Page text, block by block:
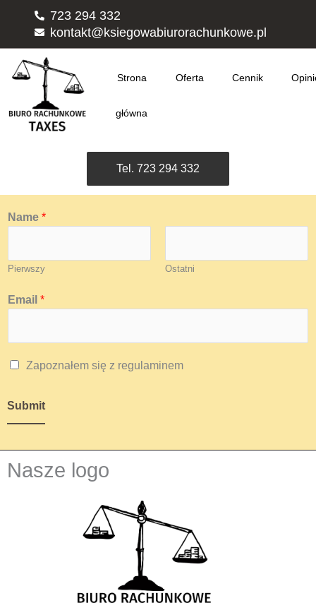
723 294 332
kontakt@ksiegowabiurorachunkowe.pl
Strona
główna
Oferta Cennik
Tel. 723 294 332
Name *
Pierwszy Ostatni
Email *
Zapoznałem się z regulaminem
Submit
Nasze logo